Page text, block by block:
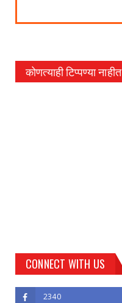
कोणत्याही टिप्पण्‍या नाहीत
CONNECT WITH US
2340